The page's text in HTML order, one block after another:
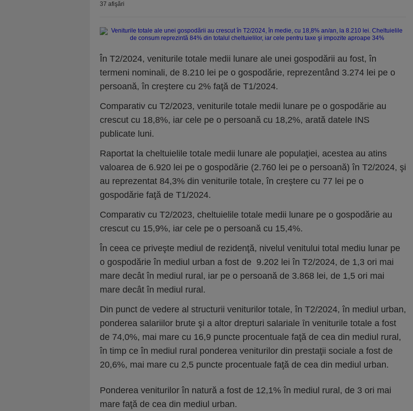
37 afişări
În T2/2024, veniturile totale medii lunare ale unei gospodării au fost, în
termeni nominali, de 8.210 lei pe o gospodărie, reprezentând 3.274 lei pe o
persoană, în creştere cu 2% faţă de T1/2024.
Comparativ cu T2/2023, veniturile totale medii lunare pe o gospodărie au
crescut cu 18,8%, iar cele pe o persoană cu 18,2%, arată datele INS
publicate luni.
Raportat la cheltuielile totale medii lunare ale populaţiei, acestea au atins
valoarea de 6.920 lei pe o gospodărie (2.760 lei pe o persoană) în T2/2024, şi
au reprezentat 84,3% din veniturile totale, în creştere cu 77 lei pe o
gospodărie faţă de T1/2024.
Comparativ cu T2/2023, cheltuielile totale medii lunare pe o gospodărie au
crescut cu 15,9%, iar cele pe o persoană cu 15,4%.
În ceea ce priveşte mediul de rezidenţă, nivelul venitului total mediu lunar pe
o gospodărie în mediul urban a fost de 9.202 lei în T2/2024, de 1,3 ori mai
mare decât în mediul rural, iar pe o persoană de 3.868 lei, de 1,5 ori mai
mare decât în mediul rural.
Din punct de vedere al structurii veniturilor totale, în T2/2024, în mediul urban,
ponderea salariilor brute şi a altor drepturi salariale ȋn veniturile totale a fost
de 74,0%, mai mare cu 16,9 puncte procentuale faţă de cea din mediul rural,
în timp ce în mediul rural ponderea veniturilor din prestaţii sociale a fost de
20,6%, mai mare cu 2,5 puncte procentuale faţă de cea din mediul urban.
Ponderea veniturilor în natură a fost de 12,1% în mediul rural, de 3 ori mai
mare faţă de cea din mediul urban.